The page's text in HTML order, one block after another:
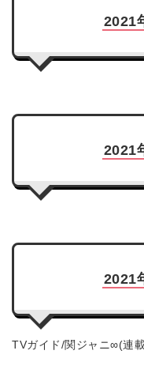
2021
2021
2021
TVガイド/関ジャニ∞(連